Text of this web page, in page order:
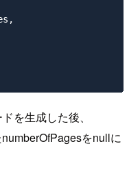
を生成した後、
をnullに